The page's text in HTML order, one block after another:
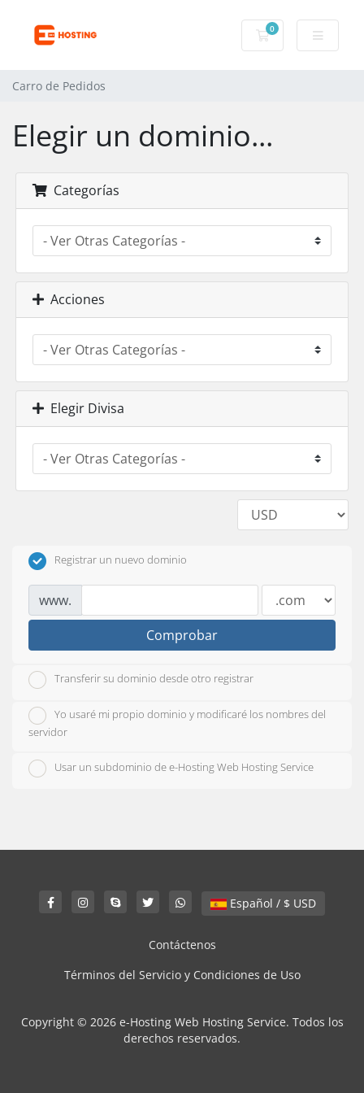
0
Carro de Pedidos
Carro de Pedidos
Elegir un dominio...
Categorías
Acciones
Elegir Divisa
Registrar un nuevo dominio
www.
Comprobar
Transferir su dominio desde otro registrar
Yo usaré mi propio dominio y modificaré los nombres del
servidor
Usar un subdominio de e-Hosting Web Hosting Service
Español / $ USD
Contáctenos
Términos del Servicio y Condiciones de Uso
Copyright © 2026 e-Hosting Web Hosting Service. Todos los
derechos reservados.